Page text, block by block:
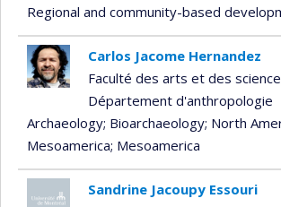
Regional and community-based
Carlos Jacome Hernandez
Faculté des arts et des
Département d'anthropologie
Archaeology; Bioarchaeology; North
Mesoamerica; Mesoamerica
Sandrine Jacoupy Essouri